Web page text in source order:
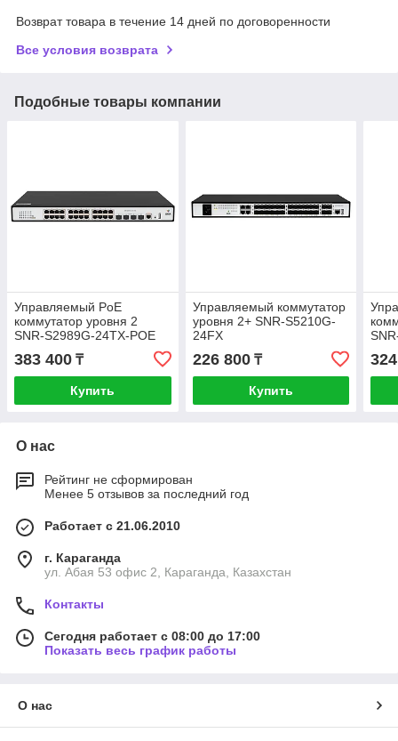
Возврат товара в течение 14 дней по договоренности
Все условия возврата
Подобные товары компании
Управляемый PoE
коммутатор уровня 2
SNR-S2989G-24TX-POE
383 400 ₸
Купить
Управляемый коммутатор
уровня 2+ SNR-S5210G-
24FX
226 800₸
Купить
О нас
Рейтинг не сформирован
Менее 5 отзывов за последний год
Работает с 21.06.2010
г. Караганда
ул. Абая 53 офис 2, Караганда, Казахстан
Контакты
Сегодня работает с 08:00 до 17:00
Показать весь график работы
О нас